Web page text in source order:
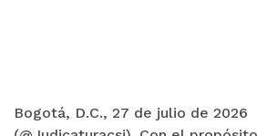
Bogotá, D.C., 27 de julio de 2026